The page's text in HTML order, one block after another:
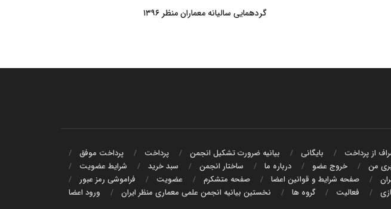
گردهمایی سالیانه معماران منظر ۱۳۹۶
از پرداخت بایگانی بیانیه ضرورت تشکیل انجمن پرداخت
پرداخت موفق
من خروج عضو درباره ما ساختار انجمن سبد خرید
شرايط عضويت
صفحه شرایط و قوانین اعضا صفحه متشکرم عضویت
فراموشی رمز عبور
فعالیت گروه ها نخستین بیانیه انجمن علمی معماری منظر ایران ورود اعضا